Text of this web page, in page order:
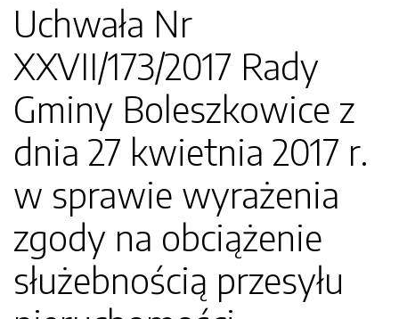
Uchwała Nr
XXVII/173/2017 Rady
Gminy Boleszkowice z
dnia 27 kwietnia 2017 r.
w sprawie wyrażenia
zgody na obciążenie
służebnością przesyłu